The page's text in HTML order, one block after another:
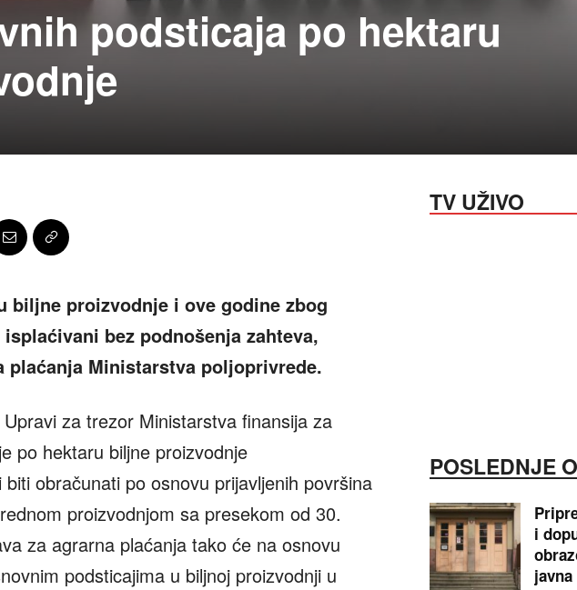
podsticaja po hektaru
biljne proizvodnje i ove godine zbog
bez podnošenja zahteva,
plaćanja Ministarstva poljoprivrede.
za trezor Ministarstva finansija za
po hektaru biljne proizvodnje
obračunati po osnovu prijavljenih površina
proizvodnjom sa presekom od 30.
za agrarna plaćanja tako će na osnovu
podsticajima u biljnoj proizvodnji u
TV UŽIVO
POSLEDNJE
i